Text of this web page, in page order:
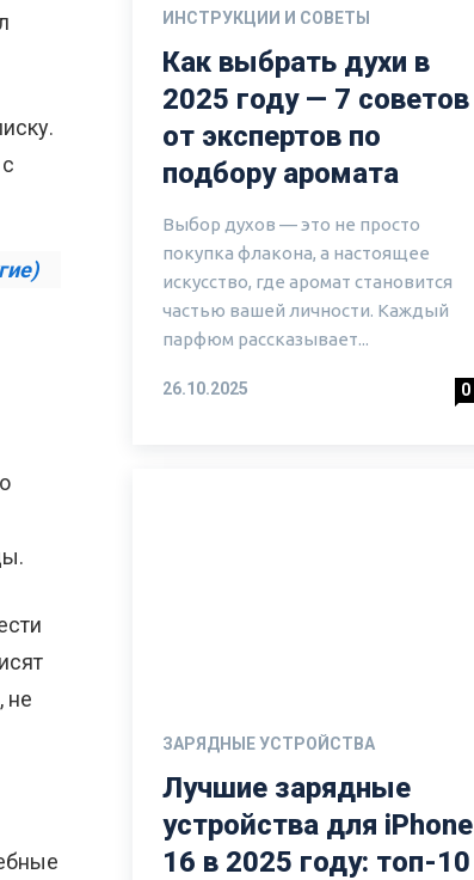
не
ИНСТРУКЦИИ И СОВЕТЫ
Как выбрать духи в
2025 году — 7 советов
от экспертов по
подбору аромата
Выбор духов — это не просто
покупка флакона, а настоящее
искусство, где аромат становится
частью вашей личности. Каждый
парфюм рассказывает...
26.10.2025 0
ЗАРЯДНЫЕ УСТРОЙСТВА
Лучшие зарядные
устройства для iPhone
16 в 2025 году: топ-10